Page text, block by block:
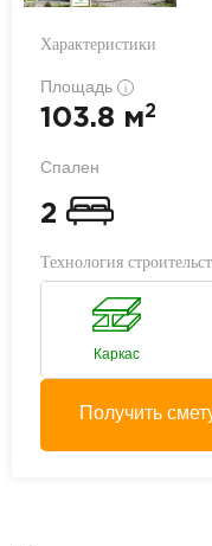
Характеристики
Площадь i
103.8 м2
Спален
2
Технология
Каркас
Получить